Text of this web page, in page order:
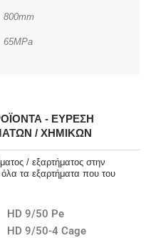
800mm
65MPa
- ΕΎΡΕΣΗ
/ ΧΗΜΙΚΏΝ
/ εξαρτήματος στην
τα εξαρτήματα που του
HD 9/50 Pe
HD 9/50-4 Cage